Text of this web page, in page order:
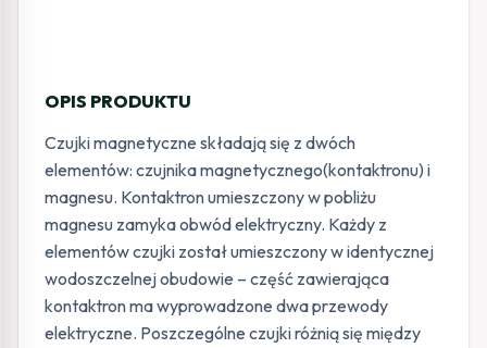
OPIS PRODUKTU
Czujki magnetyczne składają się z dwóch
elementów: czujnika magnetycznego(kontaktronu) i
magnesu. Kontaktron umieszczony w pobliżu
magnesu zamyka obwód elektryczny. Każdy z
elementów czujki został umieszczony w identycznej
wodoszczelnej obudowie – część zawierająca
kontaktron ma wyprowadzone dwa przewody
elektryczne. Poszczególne czujki różnią się między